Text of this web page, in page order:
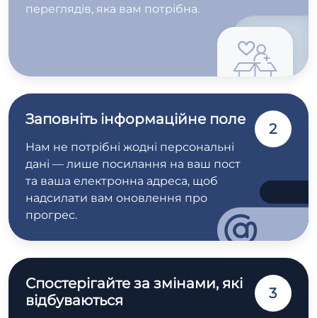
переглядів, яка вам потрібна.
Заповніть інформаційне поле
Нам не потрібні жодні персональні
дані — лише посилання на ваш пост
та ваша електронна адреса, щоб
надсилати вам оновлення про
прогрес.
2
Спостерігайте за змінами, які
відбуваються
3